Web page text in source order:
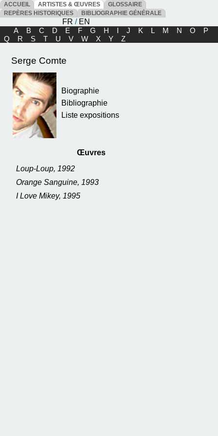
ACCUEIL ARTISTES & ŒUVRES
GLOSSAIRE
REPÈRES HISTORIQUES
BIBLIOGRAPHIE GÉNÉRALE
FR / EN
A
B C D E F G H I J K L M N O
P
Q
R S T U V W X Y Z